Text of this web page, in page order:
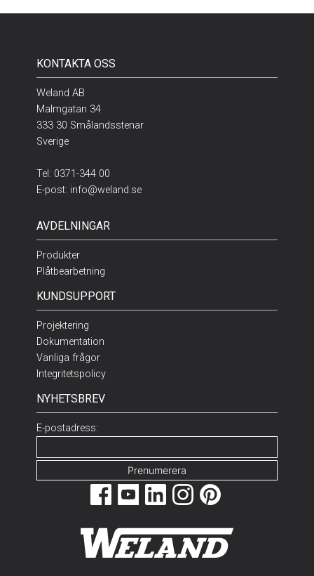
KONTAKTA OSS
Weland AB
Malmgatan 34
333 30 Smålandsstenar
Sverige
Tel: 0371-344 00
E-post: info@weland.se
AVDELNINGAR
Produkter
Plåtbearbetning
KUNDSUPPORT
Projektering
Dokumentation
Vanliga frågor
Integritetspolicy
NYHETSBREV
E-postadress: